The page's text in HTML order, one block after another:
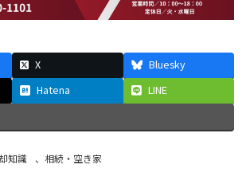
X
Bluesky
Hatena LINE
知識 、 相続・空き家